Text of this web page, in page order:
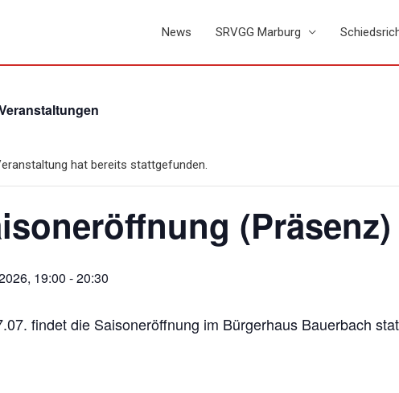
News SRVGG Marburg
hat bereits stattgefunden.
(Präsenz)
19:00 -20:30
findet die Saisoneröffnung im Bürgerhaus Bauerbach